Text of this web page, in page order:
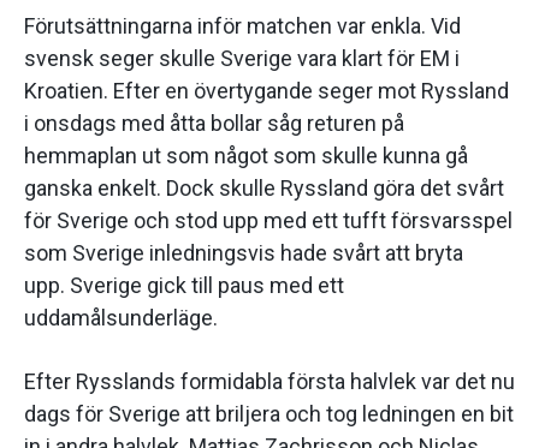
Förutsättningarna inför matchen var enkla. Vid
svensk seger skulle Sverige vara klart för EM i
Kroatien. Efter en övertygande seger mot Ryssland
i onsdags med åtta bollar såg returen på
hemmaplan ut som något som skulle kunna gå
ganska enkelt. Dock skulle Ryssland göra det svårt
för Sverige och stod upp med ett tufft försvarsspel
som Sverige inledningsvis hade svårt att bryta
upp. Sverige gick till paus med ett
uddamålsunderläge.
Efter Rysslands formidabla första halvlek var det nu
dags för Sverige att briljera och tog ledningen en bit